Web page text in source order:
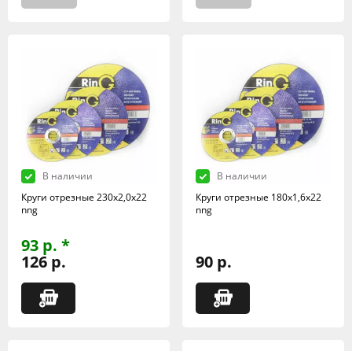
В наличии
Круги отрезные 230х2,0х22
nng
93 р. *
126 р.
В наличии
Круги отрезные 180х1,6х22
nng
90 р.